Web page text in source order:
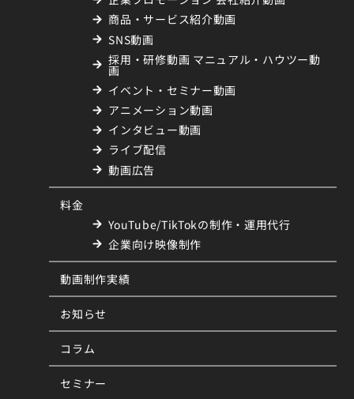
商品・サービス紹介動画
SNS動画
採用・研修動画 マニュアル・ハウツー動
画
イベント・セミナー動画
アニメーション動画
インタビュー動画
ライブ配信
動画広告
料金
YouTube/TikTokの制作・運用代行
企業向け映像制作
動画制作実績
お知らせ
コラム
セミナー